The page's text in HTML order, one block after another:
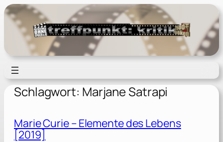
Zum
Inhalt
springen
Schlagwort: Marjane Satrapi
Marie Curie – Elemente des Lebens
[2019]